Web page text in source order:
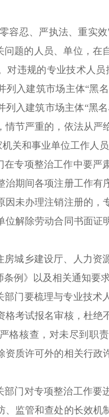
容忍、严执法、重实
问题的人员、单位，
对违规的专业技术人
入建筑市场主体“黑
入建筑市场主体“黑
节严重的，依法从
关和事业单位工作人
专项整治工作中要严
期间各项注册工作
未办理注销注册的
解除劳动合同书面
城乡建设厅、人力资
例》以及相关通知要求
部门要梳理与专业技术
考试报名审核，杜绝
格核查，对未尽到职
质许可外的相关行
部门对专项整治工作要
监管和查处的长效